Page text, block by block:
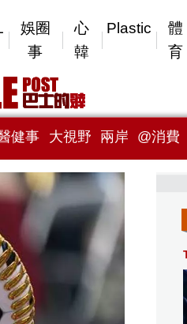
娛圈
事
心
韓
Plastic
體
育
健事 大視野 兩岸 @消費